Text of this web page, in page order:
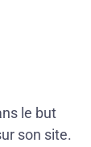
le but
son site.